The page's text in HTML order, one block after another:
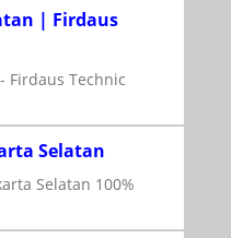
| Firdaus
Firdaus Technic
Selatan
Selatan 100%